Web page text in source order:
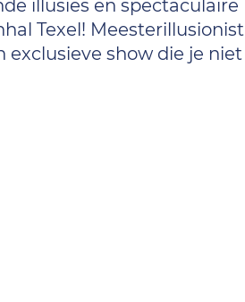
illusies en spectaculaire
Texel! Meesterillusionist
exclusieve show die je niet